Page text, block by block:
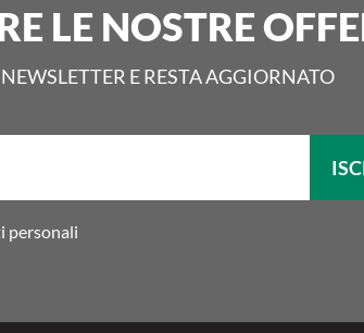
LE NOSTRE
E RESTA AGGIORNATO
personali